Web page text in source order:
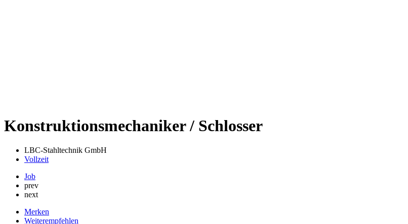
Konstruktionsmechaniker / Schlosser
LBC-Stahltechnik GmbH
Vollzeit
Job
prev
next
Merken
Weiterempfehlen